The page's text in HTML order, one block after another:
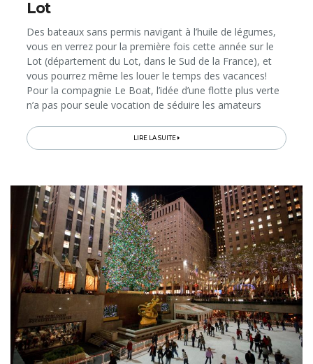
Lot
Des bateaux sans permis navigant à l’huile de légumes,
vous en verrez pour la première fois cette année sur le
Lot (département du Lot, dans le Sud de la France), et
vous pourrez même les louer le temps des vacances!
Pour la compagnie Le Boat, l’idée d’une flotte plus verte
n’a pas pour seule vocation de séduire les amateurs
LIRE LA SUITE